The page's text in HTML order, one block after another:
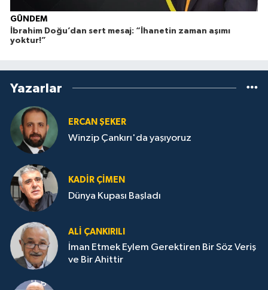
GÜNDEM
İbrahim Doğu’dan sert mesaj: “İhanetin zaman aşımı
yoktur!”
Yazarlar
ERCAN ŞEKER
Winzip Çankırı'da yaşıyoruz
KADIR ÇIMEN
Dünya Kupası Başladı
ALI ÇANKIRILI
İman Etmek Eylem Gerektiren Bir Söz Veriş
ve Bir Ahittir